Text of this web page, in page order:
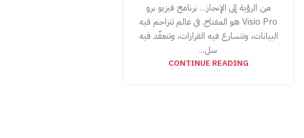
من الرؤية إلى الإنجاز… برنامج فيزيو برو
Visio Pro هو المفتاح. في عالم تتزاحم فيه
البيانات، وتتسارع فيه القرارات، وتتعقّد فيه
سل...
CONTINUE READING